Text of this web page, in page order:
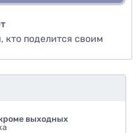
кто поделится своим
выходных